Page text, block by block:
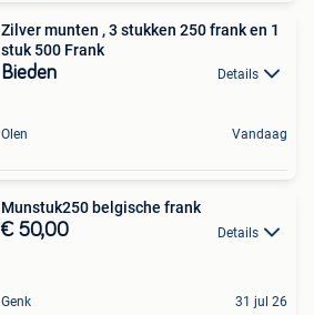
Zilver munten , 3 stukken 250 frank en 1
stuk 500 Frank
Bieden Details
Olen Vandaag
Munstuk250 belgische frank
€ 50,00 Details
Genk 31 jul 26